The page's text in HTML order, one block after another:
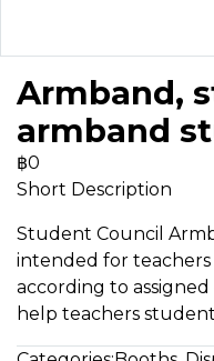
Armband,
armband
฿0
Short Description
Student Council
intended for
according to
help teachers